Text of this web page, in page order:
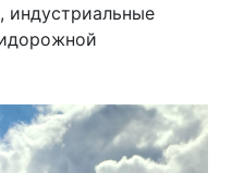
индустриальные